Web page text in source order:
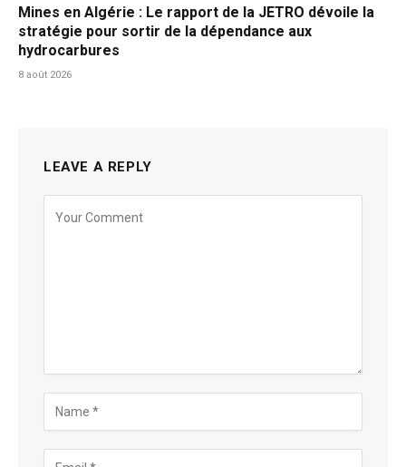
Mines en Algérie : Le rapport de la JETRO dévoile la
stratégie pour sortir de la dépendance aux
hydrocarbures
8 août 2026
LEAVE A REPLY